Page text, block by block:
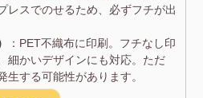
レスでのせるため、必ずフチが出
：PET不織布に印刷。フチなし印
細かいデザインにも対応。ただ
生する可能性があります。